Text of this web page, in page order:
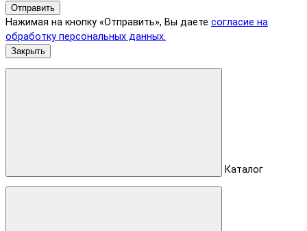
Отправить
Нажимая на кнопку «Отправить», Вы даете согласие на
обработку персональных данных.
Закрыть
Каталог